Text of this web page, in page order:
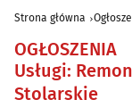
Strona główna
OGŁOSZENIA
Usługi:
Stolarskie